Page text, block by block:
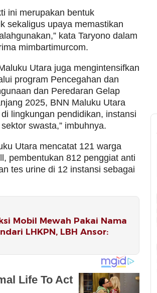
ini merupakan bentuk
sekaligus upaya memastikan
kata Taryono dalam
mimbartimurcom.
Utara juga mengintensifkan
program Pencegahan dan
dan Peredaran Gelap
2025, BNN Maluku Utara
lingkungan pendidikan, instansi
swasta,” imbuhnya.
Utara mencatat 121 warga
pembentukan 812 penggiat anti
tes urine di 12 instansi sebagai
Mobil Mewah Pakai Nama
LHKPN, LBH Ansor: